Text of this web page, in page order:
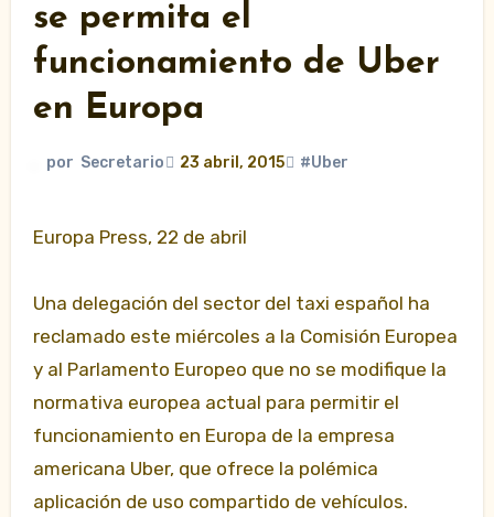
se permita el
funcionamiento de Uber
en Europa
por Secretario 23 abril, 2015 #Uber
Europa Press, 22 de abril
Una delegación del sector del taxi español ha
reclamado este miércoles a la Comisión Europea
y al Parlamento Europeo que no se modifique la
normativa europea actual para permitir el
funcionamiento en Europa de la empresa
americana Uber, que ofrece la polémica
aplicación de uso compartido de vehículos.